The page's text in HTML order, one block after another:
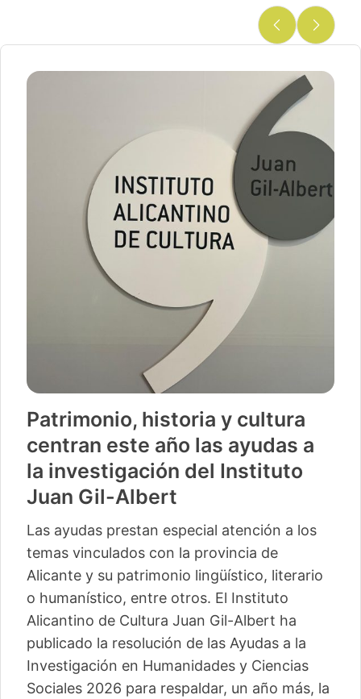
Patrimonio, historia y cultura
centran este año las ayudas a
la investigación del Instituto
Juan Gil-Albert
Las ayudas prestan especial atención a los
temas vinculados con la provincia de
Alicante y su patrimonio lingüístico, literario
o humanístico, entre otros. El Instituto
Alicantino de Cultura Juan Gil-Albert ha
publicado la resolución de las Ayudas a la
Investigación en Humanidades y Ciencias
Sociales 2026 para respaldar, un año más, la